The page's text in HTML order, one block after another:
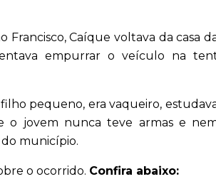
Francisco, Caíque voltava da casa
empurrar o veículo na
pequeno, era vaqueiro,
o jovem nunca teve armas e
município.
o ocorrido. Confira abaixo: